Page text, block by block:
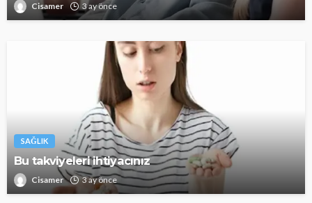
Cisamer 3 ay önce
SAĞLIK
Bu takviyeleri ihtiyacınız
Cisamer 3 ay önce